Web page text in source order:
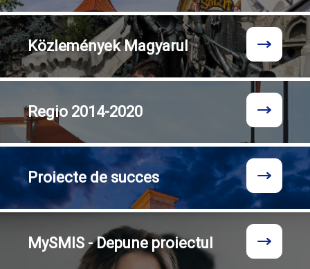
KözleményekMagyarul
Regio 2014-2020
Proiecte de succes
MySMIS - Depune proiectul